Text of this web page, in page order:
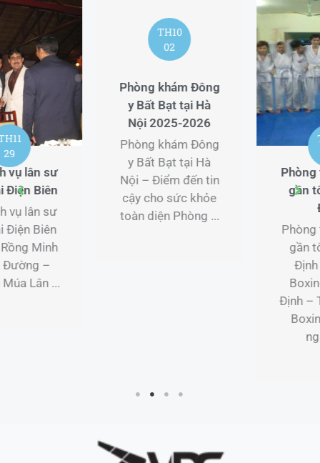
TH12
Phòng tập Boxing
gần tôi tại Bình
Phòng tập Boxing
gần tôi tại Bình
Định Lớp học
Boxing tại Bình
Dịch vụ lân sư
rồng chuyên
Dịch vụ lân sư rồng
Rồng Minh Nghĩa